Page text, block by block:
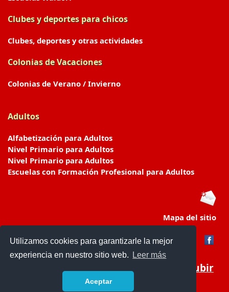
Utilizamos cookies para garantizarle la mejor
experiencia en nuestro sitio web.
Leer más
Aceptar
Clubes y deportes para chicos
Clubes, deportes y otras actividades
Colonias de Vacaciones
Colonias de Verano / Invierno
Adultos
Alfabetización para Adultos
Nivel Primario para Adultos
Nivel Primario para Adultos
Escuelas con Formación Profesional para Adultos
Mapa del sitio
Subir